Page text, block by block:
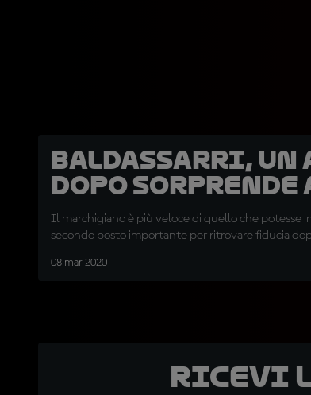
Baldassarri, un
dopo sorprende
Il marchigiano è più veloce di quello che potesse
secondo posto importante per ritrovare fiducia
08 mar 2020
Ricevi